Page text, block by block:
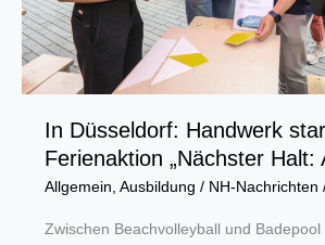
In Düsseldorf: Handwerk
Ferienaktion „Nächster Halt:
Allgemein, Ausbildung / NH-Nachrichten
Zwischen Beachvolleyball und